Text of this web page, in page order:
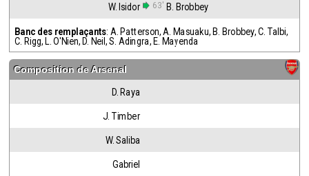
W. Isidor 63' B. Brobbey
Banc des remplaçants: A. Patterson, A. Masuaku, B. Brobbey,C. Talbi,
C. Rigg, L. O'Nien, D. Neil ,S. Adingra, E. Mayenda
Composition deArsenal
D. Raya
J. Timber
W. Saliba
Gabriel